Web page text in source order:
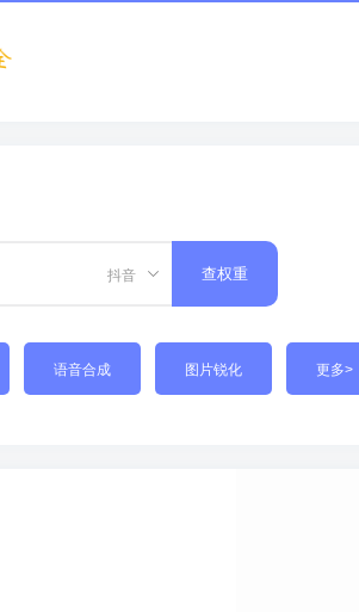
抖音 查权重
语音合成 图片锐化 更多>